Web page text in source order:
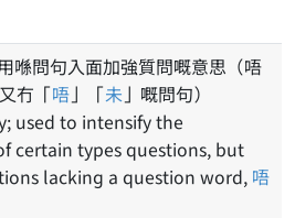
喺問句入面加強質問嘅意思（唔
冇「唔 」「未 」嘅問句）
certain types questions, but
lacking a question word, 唔